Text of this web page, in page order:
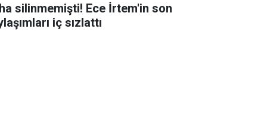
silinmemişti! Ece İrtem'in son
iç sızlattı